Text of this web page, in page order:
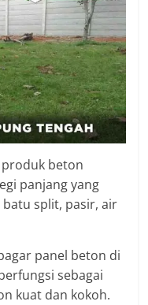
produk beton
panjang yang
split, pasir, air
panel beton di
sebagai
kuat dan kokoh.